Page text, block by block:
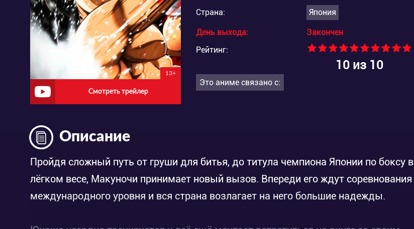
13+
Смотреть трейлер
Страна:
Япония
День выхода:
Закончен
Рейтинг:
10из 10
Это аниме связано с:
Описание
Пройдя сложный путь от груши для битья, до титула чемпиона Японии по боксу в
лёгком весе, Макуночи принимает новый вызов. Впереди его ждут соревнования
международного уровня и вся страна возлагает на него большие надежды.